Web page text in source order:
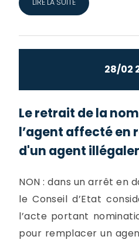
LIRE LA SUITE
28/02
Le retrait de la
l’agent affecté en
d'un agent
NON : dans un arrêt en
le Conseil d’Etat
l’acte portant
pour remplacer un